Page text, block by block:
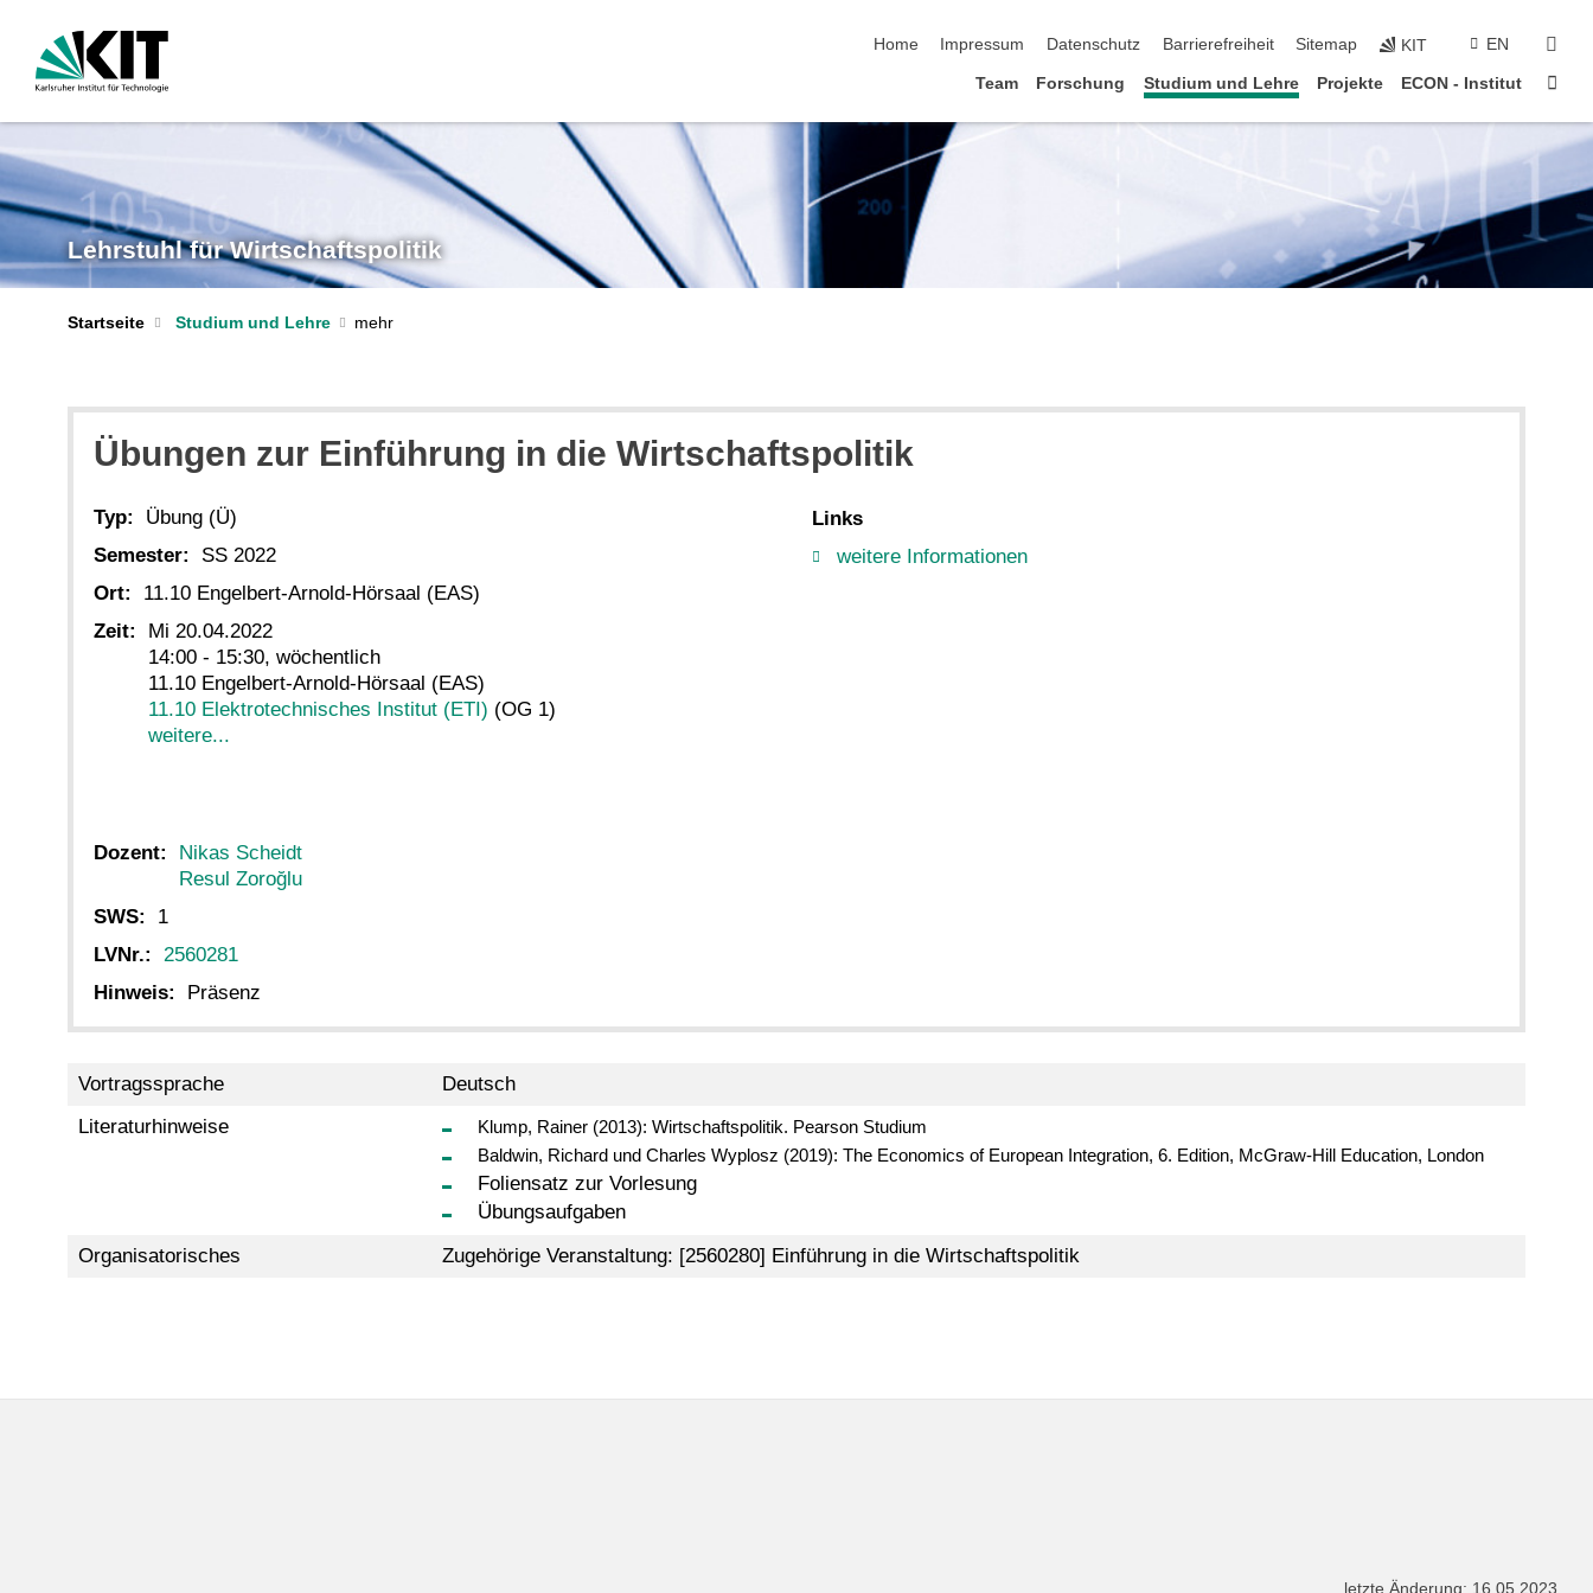
Home
Impressum Datenschutz Barrierefreiheit Sitemap KIT EN
Team Forschung Studium und Lehre Projekte ECON - Institut
Lehrstuhl für Wirtschaftspolitik
Startseite Studium und Lehre
Übungen zur Einführung in die Wirtschaftspolitik
Typ:
Übung (Ü)
Semester:
SS 2022
Ort:
11.10 Engelbert-Arnold-Hörsaal (EAS)
Zeit:
Mi 20.04.2022
14:00 - 15:30, wöchentlich
11.10 Engelbert-Arnold-Hörsaal (EAS)
11.10 Elektrotechnisches Institut (ETI) (OG 1)
weitere...
Dozent:
Nikas Scheidt
Resul Zoroğlu
SWS:
1
LVNr.:
2560281
Hinweis:
Präsenz
Links
weitere Informationen
Vortragssprache
Deutsch
Literaturhinweise
Klump, Rainer (2013): Wirtschaftspolitik. Pearson Studium
Baldwin, Richard und Charles Wyplosz (2019): The Economics of European Integration, 6. Edition, McGraw-Hill Education, London
Foliensatz zur Vorlesung
Übungsaufgaben
Organisatorisches
Zugehörige Veranstaltung: [2560280] Einführung in die Wirtschaftspolitik
letzte Änderung: 16.05.2023